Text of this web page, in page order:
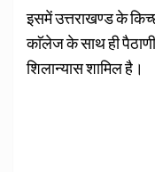
इसमें उत्तराखण्ड के
काॅलेज के साथ ही
शिलान्यास शामिल है।